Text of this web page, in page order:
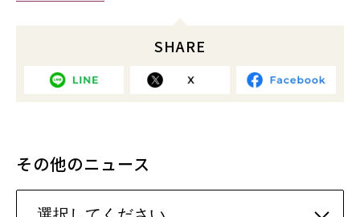
SHARE
その他のニュース